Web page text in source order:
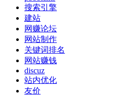
搜索引擎
建站
网赚论坛
网站制作
关键词排名
网站赚钱
discuz
站内优化
友价